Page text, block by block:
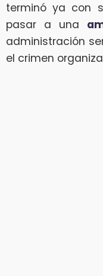
terminó ya con
pasar a una
administración
el crimen